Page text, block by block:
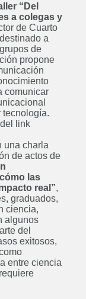
“Del
a colegas y
de Cuarto
a
de
propone
comunicar
tecnología.
link
una charla
de actos de
las
real”,
graduados,
ciencia,
algunos
del
exitosos,
entre ciencia